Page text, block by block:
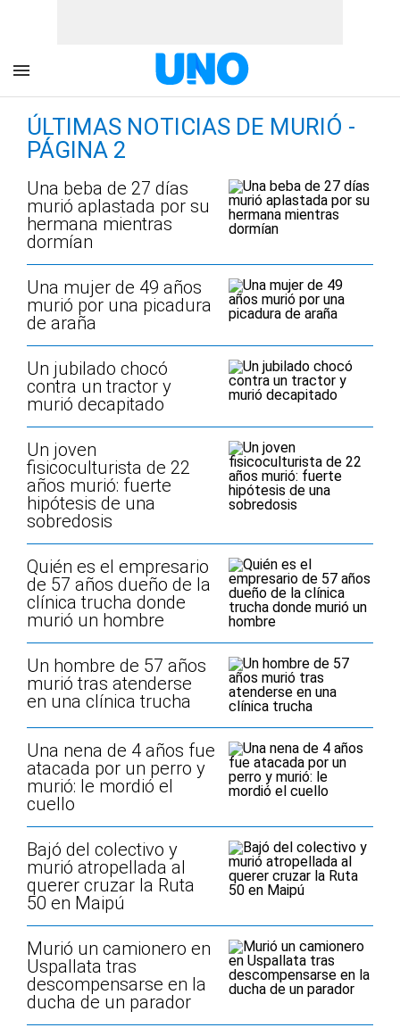
ÚLTIMAS NOTICIAS DE MURIÓ -
PÁGINA 2
Una beba de 27 días
murió aplastada por su
hermana mientras
dormían
Una mujer de 49 años
murió por una picadura
de araña
Un jubilado chocó
contra un tractor y
murió decapitado
Un joven
fisicoculturista de 22
años murió: fuerte
hipótesis de una
sobredosis
Quién es el empresario
de 57 años dueño de la
clínica trucha donde
murió un hombre
Un hombre de 57 años
murió tras atenderse
en una clínica trucha
Una nena de 4 años fue
atacada por un perro y
murió: le mordió el
cuello
Bajó del colectivo y
murió atropellada al
querer cruzar la Ruta
50 en Maipú
Murió un camionero en
Uspallata tras
descompensarse en la
ducha de un parador